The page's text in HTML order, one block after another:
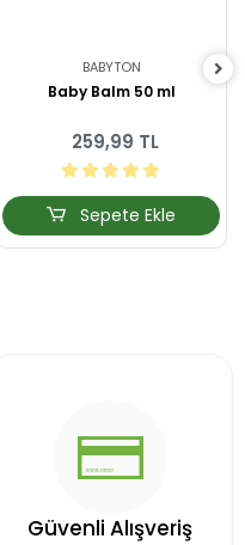
BABYTON
Baby Balm 50 ml
259,99 TL
Sepete Ekle
Güvenli Alışveriş